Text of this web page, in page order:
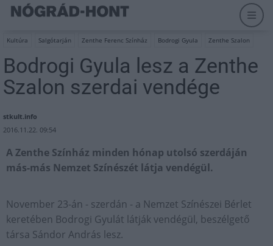
Kultúra Salgótarján Zenthe Ferenc Színház Bodrogi Gyula Zenthe Szalon
Bodrogi Gyula lesz a Zenthe
Szalon szerdai vendége
stkult.info
2016.11.22. 09:54
A Zenthe Színház minden hónap utolsó szerdáján
más-más Nemzet Színészét látja vendégül.
November 23-án - szerdán - a Nemzet Színészei Bérlet
keretében Bodrogi Gyulát látják vendégül, beszélgető
társa Sándor András lesz.